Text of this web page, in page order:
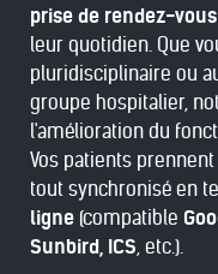
prise de rendez-
leur quotidien. Que
pluridisciplinaire ou
groupe hospitalier,
l'amélioration du
Vos patients prennent
tout synchronisé en
ligne (compatible
Sunbird, ICS, etc.).